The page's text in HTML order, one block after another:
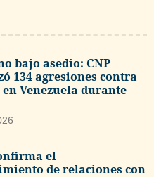
bajo asedio: CNP
134 agresiones contra
Venezuela durante
el
de relaciones con